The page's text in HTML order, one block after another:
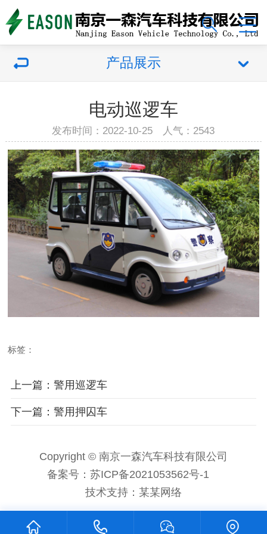
产品展示
电动巡逻车
发布时间：2022-10-25 人气：2543
标签：
上一篇：警用巡逻车
下一篇：警用押囚车
Copyright © 南京一森汽车科技有限公司
备案号： 苏ICP备2021053562号-1
技术支持： 某某网络